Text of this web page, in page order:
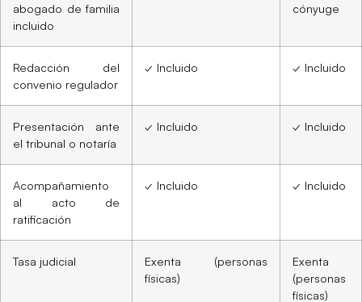
abogado de familia
incluido
cónyuge
Redacción del
convenio regulador
✓ Incluido ✓ Incluido
Presentación ante
el tribunal o notaría
✓ Incluido ✓ Incluido
Acompañamiento
al acto de
ratificación
✓ Incluido ✓ Incluido
Tasa judicial
Exenta (personas
físicas)
Exenta
(personas
físicas)